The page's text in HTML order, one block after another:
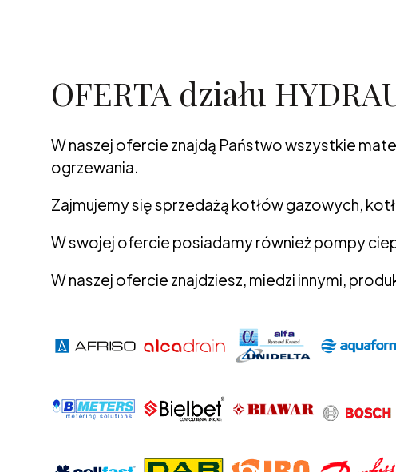
OFERTA działu
W naszej ofercie znajdą Państwo wszystkie
ogrzewania.
Zajmujemy się sprzedażą kotłów gazowych,
W swojej ofercie posiadamy również pompy
W naszej ofercie znajdziesz, miedzi innymi,